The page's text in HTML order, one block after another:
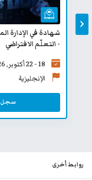
شهادة في الإدارة
- التعلّم الافتراضي
18 - 22 أكتوبر, 2026
الإنجليزية
سجل
‹
روابط أخرى